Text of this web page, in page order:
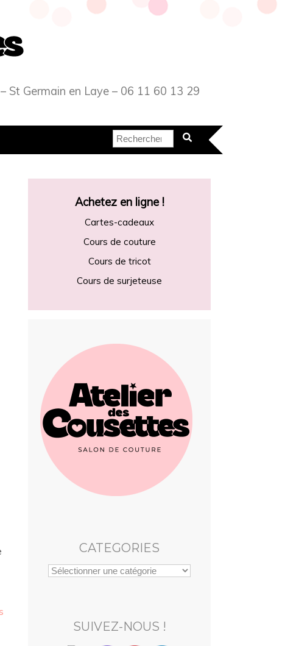
St Germain en Laye – 06 11 60 13 29
Achetez en ligne !
Cartes-cadeaux
Cours de couture
Cours de tricot
Cours de surjeteuse
CATEGORIES
SUIVEZ-NOUS !